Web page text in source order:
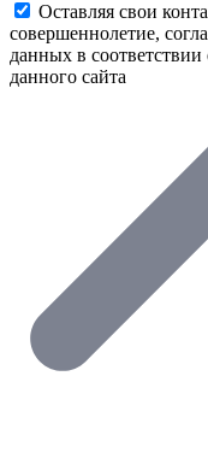
Оставляя свои
совершеннолетие,
данных в соответствии
данного сайта